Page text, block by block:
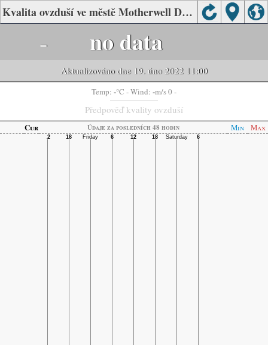
Kvalita ovzduší ve městě Motherwell Day Hospital, Nelson Mandela Bay Metro
- no data
Aktualizováno dne 19. úno 2022 11:00
Temp: -°C - Wind: -m/s 0 -
Předpověď kvality ovzduší
Cur Údaje za posledních 48 hodin Min Max